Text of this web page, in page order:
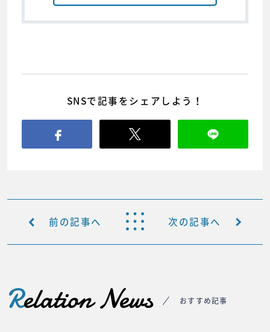
SNSで記事をシェアしよう！
前の記事へ 次の記事へ
Relation News おすすめ記事